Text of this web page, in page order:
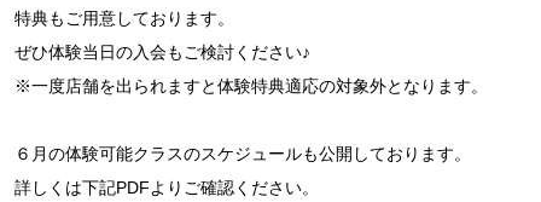
特典もご用意しております。
ぜひ体験当日の入会もご検討ください♪
※一度店舗を出られますと体験特典適応の対象外となります。
６月の体験可能クラスのスケジュールも公開しております。
詳しくは下記PDFよりご確認ください。